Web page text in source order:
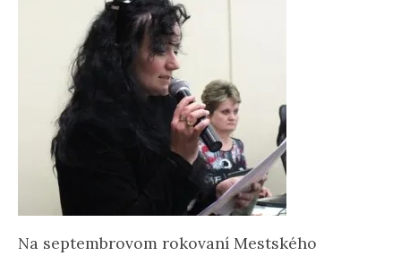
Na septembrovom rokovaní Mestského